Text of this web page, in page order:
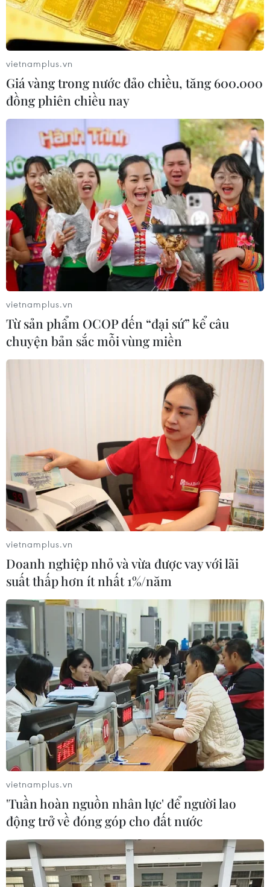
Triệt phá đường dây lừa đảo 250 tỷ
đồng xuyên quốc gia
TP Hồ Chí Minh: Triệt phá 3 ổ nhóm người nước
ngoài đang lập trung tâm lừa đảo
Lào Cai: Bắt giữ nhóm đối tượng người nước
ngoài lừa đảo trên không gian mạng
TIN LIÊN QUAN
Hải Phòng: Khởi tố đối tượng lừa đảo
07/05/2026 09:15
Công an thành phố Hải Phòng vừa ra quyết định khởi tố
vụ án, khởi tố bị can và lệnh bắt tạm giam đối với
Nguyễn Mạnh Hùng để điều tra về hành vi lừa đảo
chiếm đoạt tài sản.
Giả danh thầy phong thủy để lừa đảo
chiếm đoạt tài sản
23/04/2026 04:57
Tin tưởng vào các thông tin của Ngọc đưa ra là thật nên
3 phụ nữ đã chuyển tiền, nhờ Ngọc liên hệ với thầy
phong thủy làm lễ, cúng dường, mua vật phẩm, đá
phong thủy, đồ tâm linh cho gia đình mình.
vietnamplus.vn
Giá vàng trong nước đảo chiều, tăng 600.000
đồng phiên chiều nay
vietnamplus.vn
Từ sản phẩm OCOP đến “đại sứ” kể câu
chuyện bản sắc mỗi vùng miền
vietnamplus.vn
Doanh nghiệp nhỏ và vừa được vay với lãi
suất thấp hơn ít nhất 1%/năm
vietnamplus.vn
'Tuần hoàn nguồn nhân lực' để người lao
động trở về đóng góp cho đất nước